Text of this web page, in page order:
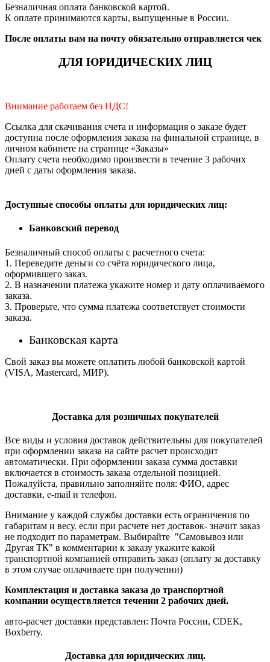
Безналичная оплата банковской картой.
К оплате принимаются карты, выпущенные в России.
После оплаты вам на почту обязательно отправляется чек
ДЛЯ ЮРИДИЧЕСКИХ ЛИЦ
Внимание работаем без НДС!
Ссылка для скачивания счета и информация о заказе будет
доступна после оформления заказа на финальной странице, в
личном кабинете на странице «Заказы»
Оплату счета необходимо произвести в течение 3 рабочих
дней с даты оформления заказа.
Доступные способы оплаты для юридических лиц:
Банковский перевод
Безналичный способ оплаты с расчетного счета:
1. Переведите деньги со счёта юридического лица,
оформившего заказ.
2. В назначении платежа укажите номер и дату оплачиваемого
заказа.
3. Проверьте, что сумма платежа соответствует стоимости
заказа.
Банковская карта
Свой заказ вы можете оплатить любой банковской картой
(VISA, Mastercard, МИР).
Доставка для розничных покупателей
Все виды и условия доставок действительны для покупателей
при оформлении заказа на сайте расчет происходит
автоматически. При оформлении заказа сумма доставки
включается в стоимость заказа отдельной позицией.
Пожалуйста, правильно заполняйте поля: ФИО, адрес
доставки, e-mail и телефон.
Внимание у каждой службы доставки есть ограничения по
габаритам и весу. если при расчете нет доставок- значит заказ
не подходит по параметрам. Выбирайте "Самовывоз или
Другая ТК" в комментарии к заказу укажите какой
транспортной компанией отправить заказ (оплату за доставку
в этом случае оплачиваете при получении)
Комплектация и доставка заказа до транспортной
компании осуществляется течении 2 рабочих дней.
авто-расчет доставки представлен: Почта России, CDEK,
Boxberry.
Доставка для юридических лиц.